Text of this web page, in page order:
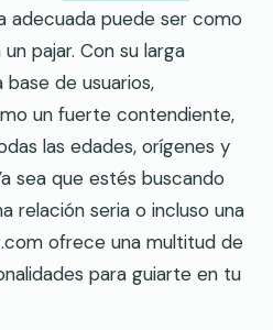
adecuada puede ser como
pajar. Con su larga
de usuarios,
un fuerte contendiente,
las edades, orígenes y
sea que estés buscando
relación seria o incluso una
ofrece una multitud de
para guiarte en tu